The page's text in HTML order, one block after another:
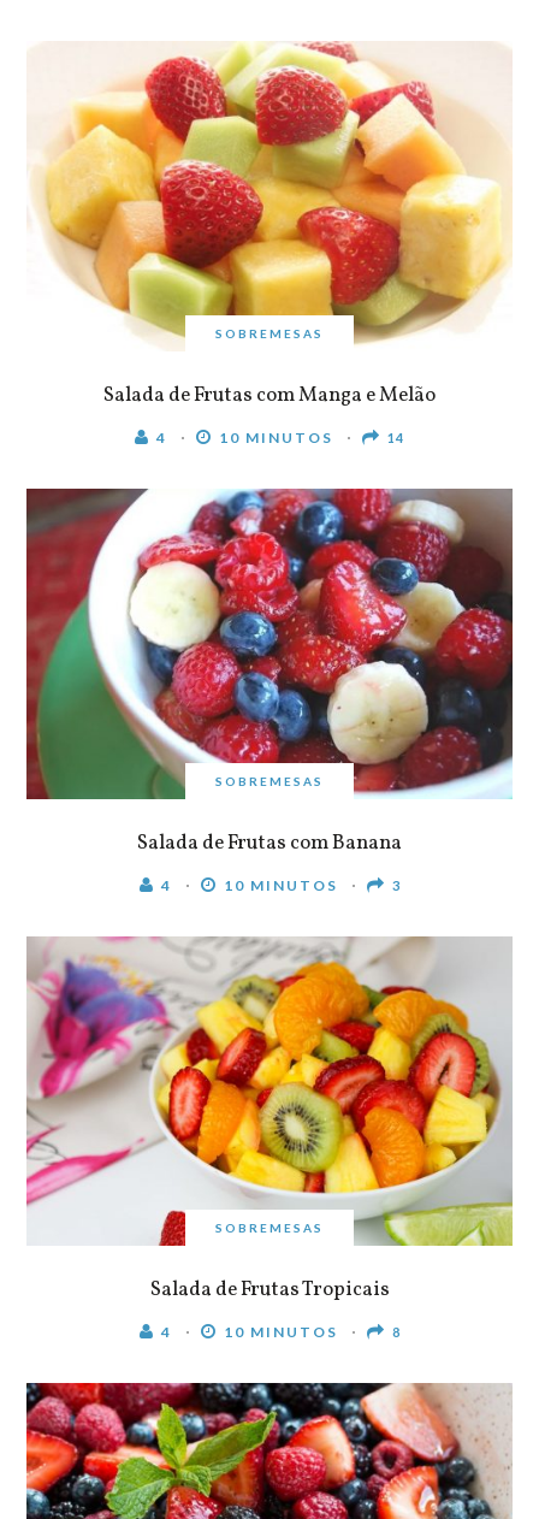
SOBREMESAS
Salada de Frutas com Manga e Melão
4 10 MINUTOS 14
SOBREMESAS
Salada de Frutas com Banana
4 10 MINUTOS 3
SOBREMESAS
Salada de Frutas Tropicais
4 10 MINUTOS 8